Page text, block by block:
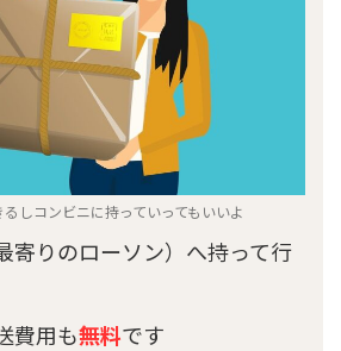
しコンビニに持っていってもいいよ
寄りのローソン）へ持って行
費用も無料です